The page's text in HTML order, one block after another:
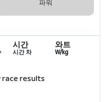
파워
시간
시간 차
와트
W/kg
race results